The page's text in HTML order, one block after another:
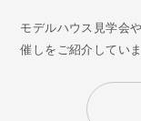
モデルハウス見学会
催しをご紹介してい